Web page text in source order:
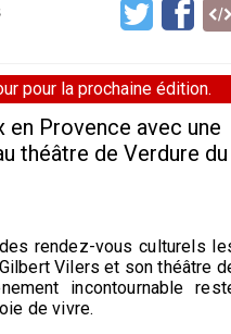
pour la prochaine édition.
Provence avec une
théâtre de Verdure du
rendez-vous culturels
Vilers et son théâtre
incontournable
de vivre.